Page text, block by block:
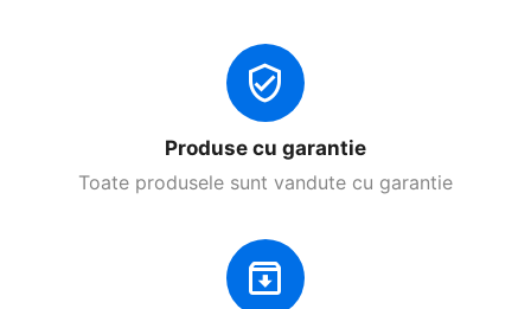
Produse cu garantie
Toate produsele sunt vandute cu garantie